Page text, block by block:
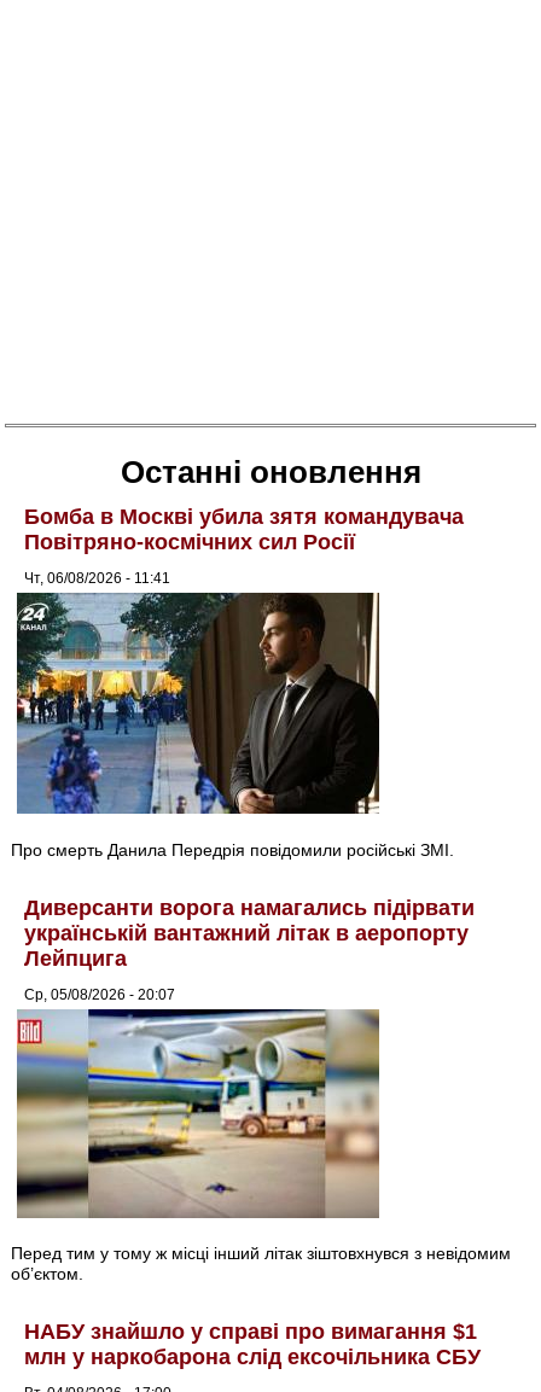
Останні оновлення
Бомба в Москві убила зятя командувача
Повітряно-космічних сил Росії
Чт, 06/08/2026 - 11:41
Про смерть Данила Передрія повідомили російські ЗМІ.
Диверсанти ворога намагались підірвати
українській вантажний літак в аеропорту
Лейпцига
Ср, 05/08/2026 - 20:07
Перед тим у тому ж місці інший літак зіштовхнувся з невідомим
об’єктом.
НАБУ знайшло у справі про вимагання $1
млн у наркобарона слід ексочільника СБУ